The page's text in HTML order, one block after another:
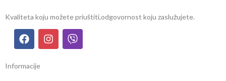
Kvaliteta koju možete priuštiti,odgovornost koju zaslužujete.
Informacije